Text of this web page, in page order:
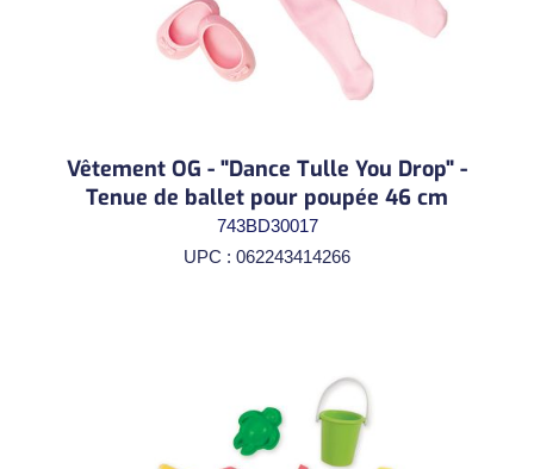
Vêtement OG - "Dance Tulle You Drop" -
Tenue de ballet pour poupée 46 cm
743BD30017
UPC : 062243414266